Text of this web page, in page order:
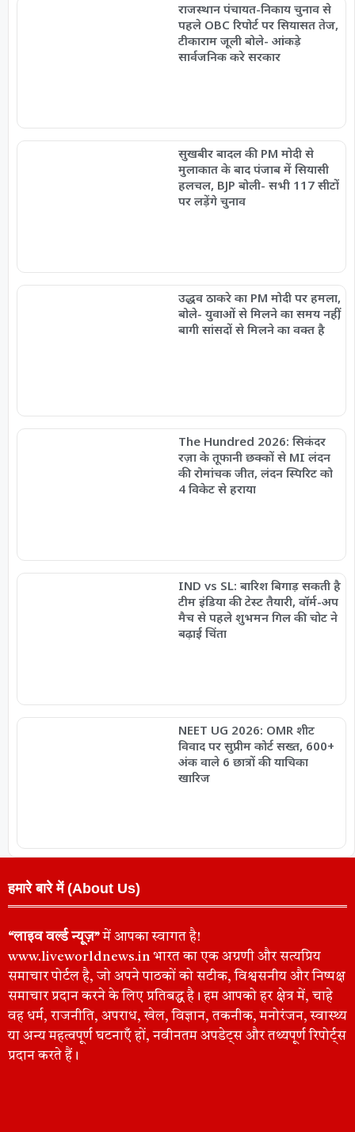
राजस्थान पंचायत-निकाय चुनाव से
पहले OBC रिपोर्ट पर सियासत तेज,
टीकाराम जूली बोले- आंकड़े
सार्वजनिक करे सरकार
सुखबीर बादल की PM मोदी से
मुलाकात के बाद पंजाब में सियासी
हलचल, BJP बोली- सभी 117 सीटों
पर लड़ेंगे चुनाव
उद्धव ठाकरे का PM मोदी पर हमला,
बोले- युवाओं से मिलने का समय नहीं,
बागी सांसदों से मिलने का वक्त है
The Hundred 2026: सिकंदर
रज़ा के तूफानी छक्कों से MI लंदन
की रोमांचक जीत, लंदन स्पिरिट को
4 विकेट से हराया
IND vs SL: बारिश बिगाड़ सकती है
टीम इंडिया की टेस्ट तैयारी, वॉर्म-अप
मैच से पहले शुभमन गिल की चोट ने
बढ़ाई चिंता
NEET UG 2026: OMR शीट
विवाद पर सुप्रीम कोर्ट सख्त, 600+
अंक वाले 6 छात्रों की याचिका
खारिज
हमारे बारे में (About Us)
“लाइव वर्ल्ड न्यूज़”में आपका स्वागत है!
www.liveworldnews.in भारत का एक अग्रणी और सत्यप्रिय
समाचार पोर्टल है, जो अपने पाठकों को सटीक, विश्वसनीय और निष्पक्ष
समाचार प्रदान करने के लिए प्रतिबद्ध है। हम आपको हर क्षेत्र में, चाहे
वह धर्म, राजनीति, अपराध, खेल, विज्ञान, तकनीक, मनोरंजन, स्वास्थ्य
या अन्य महत्वपूर्ण घटनाएँ हों, नवीनतम अपडेट्स और तथ्यपूर्ण रिपोर्ट्स
प्रदान करते हैं।